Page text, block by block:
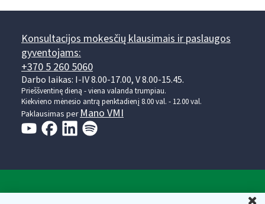
Konsultacijos mokesčių klausimais ir paslaugos
gyventojams:
+370 5 260 5060
Darbo laikas: I-IV 8.00-17.00, V 8.00-15.45.
Prieššventinę dieną - viena valanda trumpiau.
Kiekvieno mėnesio antrą penktadienį 8.00 val. - 12.00 val.
Paklausimas per Mano VMI